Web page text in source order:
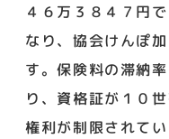
４６万３８４７円
なり、協会けんぽ
す。保険料の滞納
り、資格証が１０
権利が制限されてい